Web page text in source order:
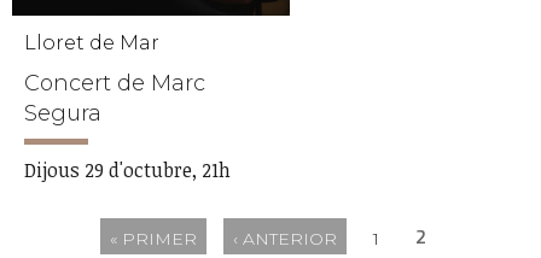
Lloret de Mar
Concert de Marc
Segura
Dijous 29 d'octubre, 21h
« PRIMER ‹ ANTERIOR 1 2